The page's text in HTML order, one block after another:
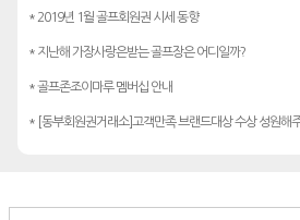
* 2019년 1월 골프회원권 시세 동향
* 지난해 가장사랑은받는 골프장은 어디일까?
* 골프존조이마루 멤버십 안내